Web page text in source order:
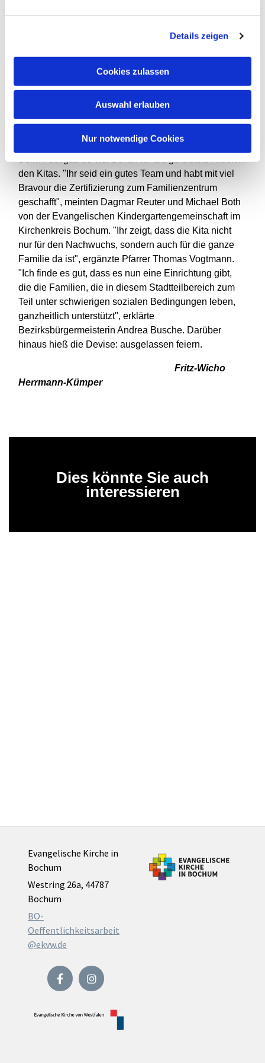
Details zeigen
Cookies zulassen
Auswahl erlauben
Nur notwendige Cookies
anzubieten", erklären beide. "Wir möchten in unserer
Menschen in Langendreer umfassend praktische
Lebenshilfe bieten können, die sich
generationsübergreifend an der ganzen Familie
den Kitas. "Ihr seid ein gutes Team und habt mit viel
Bravour die Zertifizierung zum Familienzentrum
geschafft", meinten Dagmar Reuter und Michael Both
von der Evangelischen Kindergartengemeinschaft im
Kirchenkreis Bochum. "Ihr zeigt, dass die Kita nicht
nur für den Nachwuchs, sondern auch für die ganze
Familie da ist", ergänzte Pfarrer Thomas Vogtmann.
"Ich finde es gut, dass es nun eine Einrichtung gibt,
die die Familien, die in diesem Stadtteilbereich zum
Teil unter schwierigen sozialen Bedingungen leben,
ganzheitlich unterstützt", erklärte
Bezirksbürgermeisterin Andrea Busche. Darüber
hinaus hieß die Devise: ausgelassen feiern.
Fritz-Wicho
Herrmann-Kümper
Dies könnte Sie auch
interessieren
Evangelische Kirche in
Bochum
Westring 26a, 44787
Bochum
BO-
Oeffentlichkeitsarbeit
@ekvw.de